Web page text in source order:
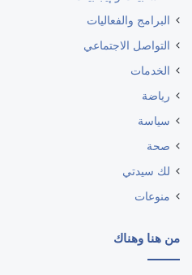
البرامج والفعاليات
التواصل الاجتماعي
الخدمات
رياضة
سياسة
صحة
لك سيدتي
منوعات
من هنا وهناك